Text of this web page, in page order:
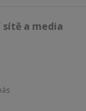
sítě a media